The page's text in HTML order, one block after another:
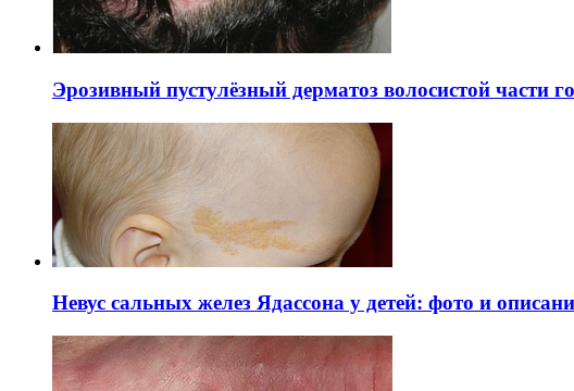
Эрозивный пустулёзный дерматоз волосистой части
Невус сальных желез Ядассона у детей: фото и